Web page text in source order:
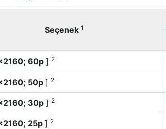
Seçenek 1
60p ] 2
50p] 2
30p ] 2
25p ] 2